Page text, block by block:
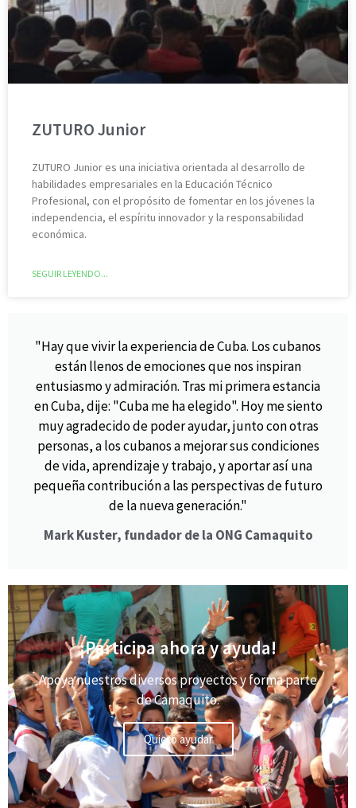
ZUTURO Junior
ZUTURO Junior es una iniciativa orientada al desarrollo de
habilidades empresariales en la Educación Técnico
Profesional, con el propósito de fomentar en los jóvenes la
independencia, el espíritu innovador y la responsabilidad
económica.
SEGUIR LEYENDO...
"Hay que vivir la experiencia de Cuba. Los cubanos
están llenos de emociones que nos inspiran
entusiasmo y admiración. Tras mi primera estancia
en Cuba, dije: "Cuba me ha elegido". Hoy me siento
muy agradecido de poder ayudar, junto con otras
personas, a los cubanos a mejorar sus condiciones
de vida, aprendizaje y trabajo, y aportar así una
pequeña contribución a las perspectivas de futuro
de la nueva generación."
Mark Kuster, fundador de la ONG Camaquito
¡Participa ahora y ayuda!
Apoya nuestros diversos proyectos y forma parte
de Camaquito.
Quiero ayudar